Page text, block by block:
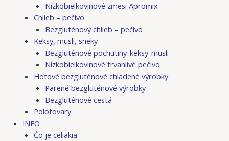
Nízkobielkovinové zmesi Apromix
Chlieb – pečivo
Bezgluténový chlieb – pečivo
Keksy, müsli, sneky
Bezgluténové pochutiny-keksy-müsli
Nízkobielkovinové trvanlivé pečivo
Hotové bezgluténové chladené výrobky
Parené bezgluténové výrobky
Bezgluténové cestá
Polotovary
INFO
Čo je celiakia